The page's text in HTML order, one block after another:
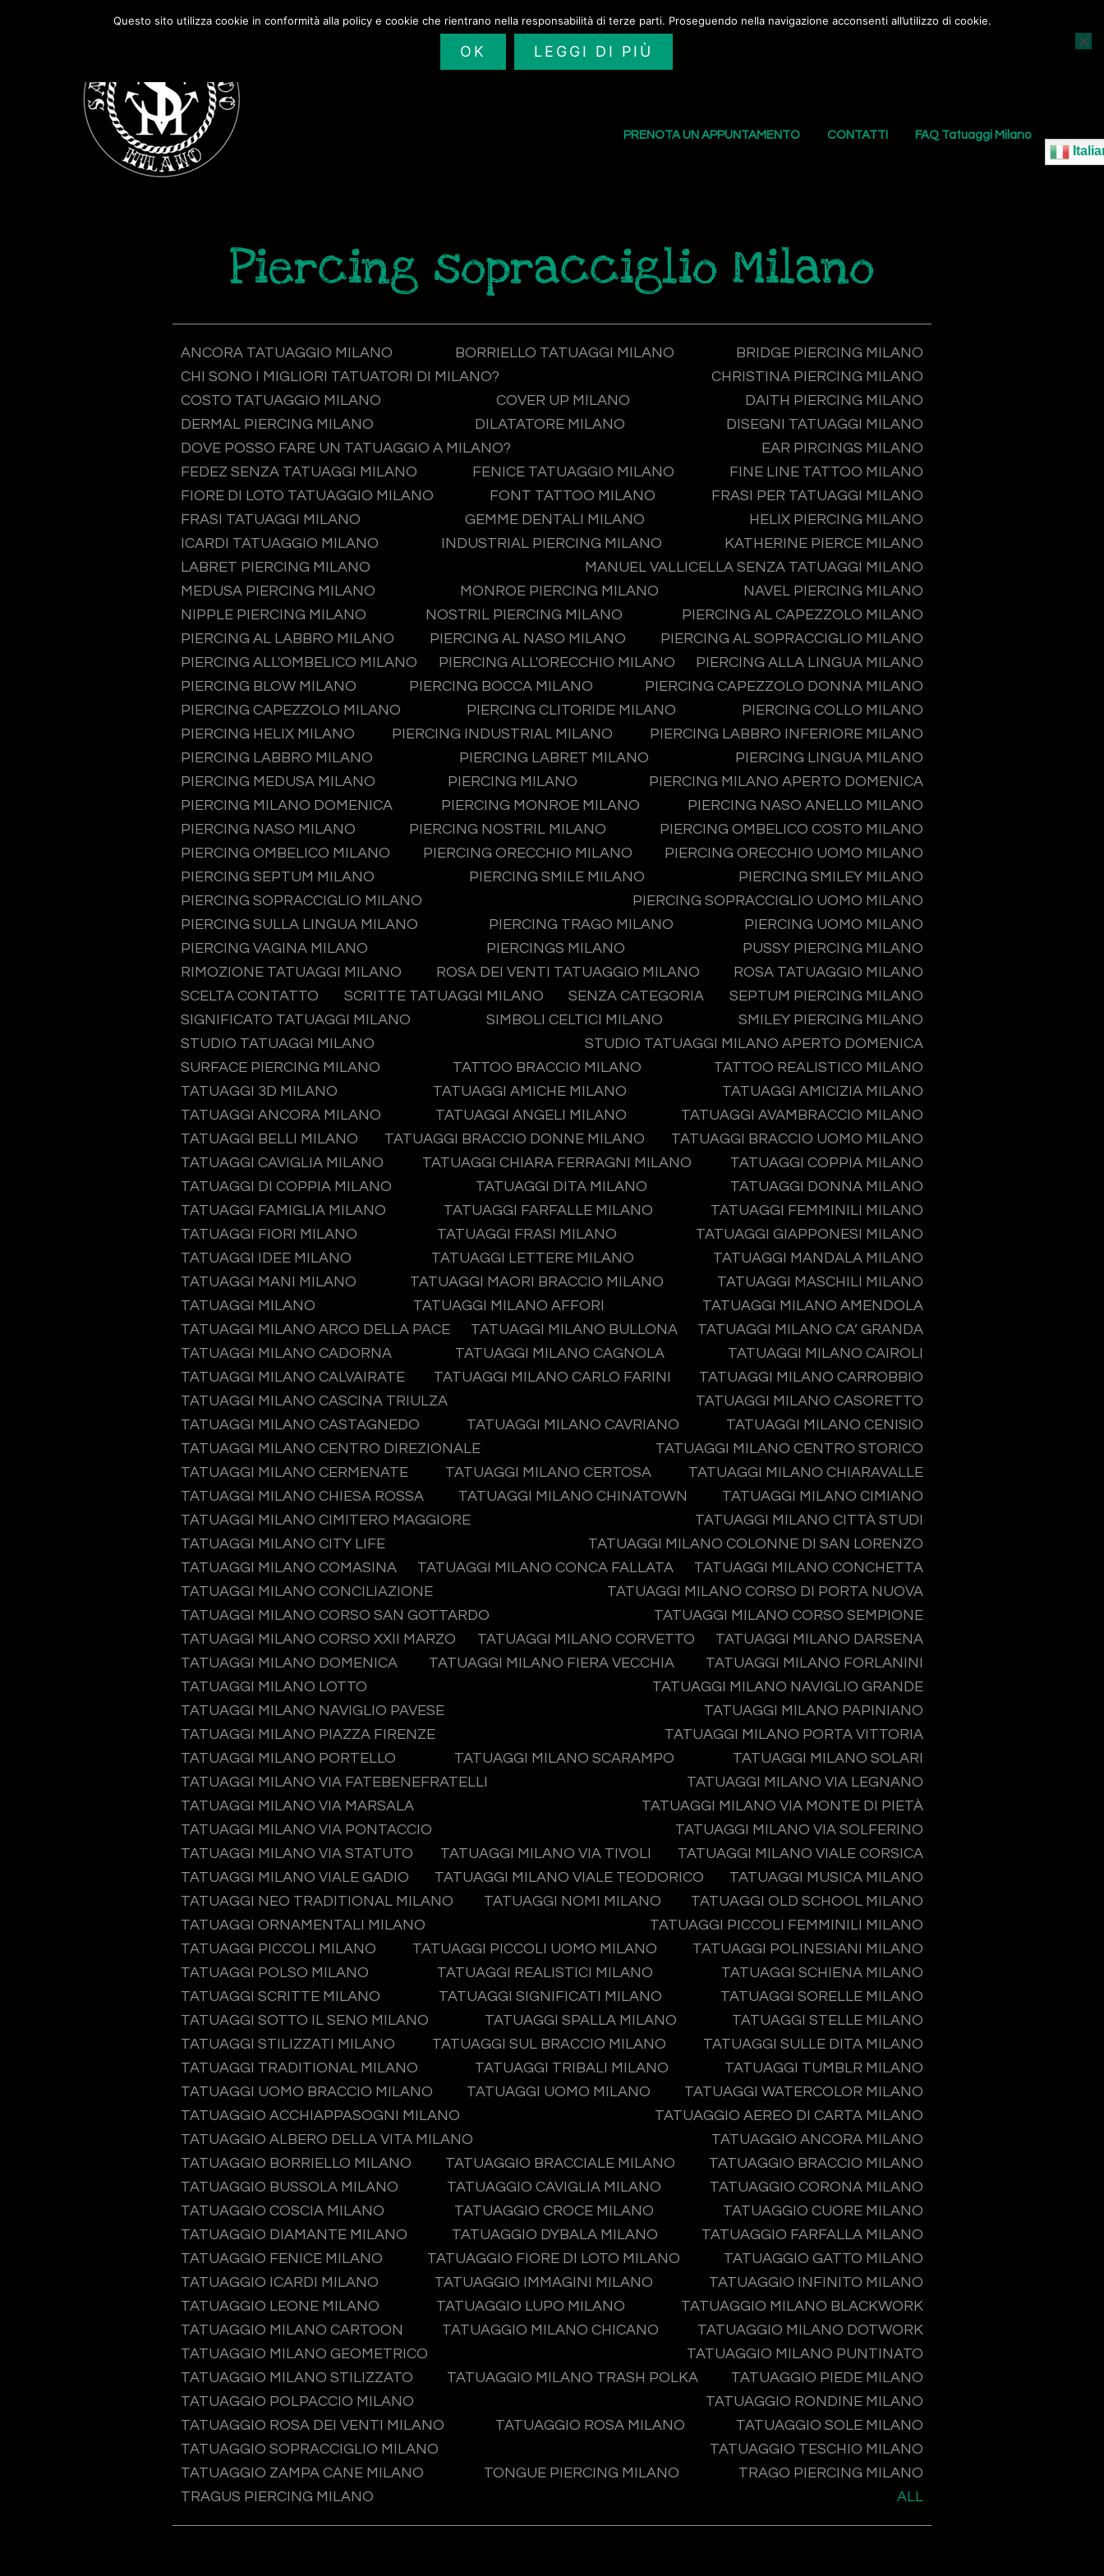
SAILORS TATTOO I NOSTRI TATUAGGI
PRENOTA UN APPUNTAMENTO CONTATTI FAQ Tatuaggi Milano
Piercing sopracciglio Milano
ANCORA TATUAGGIO MILANO BORRIELLO TATUAGGI MILANO
BRIDGE PIERCING MILANO
CHI SONO I MIGLIORI TATUATORI DI MILANO?
CHRISTINA PIERCING MILANO
COSTO TATUAGGIO MILANO
COVER UP MILANO
DAITH PIERCING MILANO
DERMAL PIERCING MILANO
DILATATORE MILANO
DISEGNI TATUAGGI MILANO
DOVE POSSO FARE UN TATUAGGIO A MILANO?
EAR PIRCINGS MILANO
FEDEZ SENZA TATUAGGI MILANO
FENICE TATUAGGIO MILANO
FINE LINE TATTOO MILANO
FIORE DI LOTO TATUAGGIO MILANO
FONT TATTOO MILANO
FRASI PER TATUAGGI MILANO
FRASI TATUAGGI MILANO
GEMME DENTALI MILANO
HELIX PIERCING MILANO
ICARDI TATUAGGIO MILANO
INDUSTRIAL PIERCING MILANO
KATHERINE PIERCE MILANO
LABRET PIERCING MILANO
MANUEL VALLICELLA SENZA TATUAGGI MILANO
MEDUSA PIERCING MILANO
MONROE PIERCING MILANO
NAVEL PIERCING MILANO
NIPPLE PIERCING MILANO
NOSTRIL PIERCING MILANO
PIERCING AL CAPEZZOLO MILANO
PIERCING AL LABBRO MILANO
PIERCING AL NASO MILANO
PIERCING AL SOPRACCIGLIO MILANO
PIERCING ALL'OMBELICO MILANO
PIERCING ALL'ORECCHIO MILANO
PIERCING ALLA LINGUA MILANO
PIERCING BLOW MILANO
PIERCING BOCCA MILANO
PIERCING CAPEZZOLO DONNA MILANO
PIERCING CAPEZZOLO MILANO
PIERCING CLITORIDE MILANO
PIERCING COLLO MILANO
PIERCING HELIX MILANO
PIERCING INDUSTRIAL MILANO
PIERCING LABBRO INFERIORE MILANO
PIERCING LABBRO MILANO
PIERCING LABRET MILANO
PIERCING LINGUA MILANO
PIERCING MEDUSA MILANO
PIERCING MILANO
PIERCING MILANO APERTO DOMENICA
PIERCING MILANO DOMENICA
PIERCING MONROE MILANO
PIERCING NASO ANELLO MILANO
PIERCING NASO MILANO
PIERCING NOSTRIL MILANO
PIERCING OMBELICO COSTO MILANO
PIERCING OMBELICO MILANO
PIERCING ORECCHIO MILANO
PIERCING ORECCHIO UOMO MILANO
PIERCING SEPTUM MILANO
PIERCING SMILE MILANO
PIERCING SMILEY MILANO
PIERCING SOPRACCIGLIO MILANO
PIERCING SOPRACCIGLIO UOMO MILANO
PIERCING SULLA LINGUA MILANO
PIERCING TRAGO MILANO
PIERCING UOMO MILANO
PIERCING VAGINA MILANO
PIERCINGS MILANO
PUSSY PIERCING MILANO
RIMOZIONE TATUAGGI MILANO
ROSA DEI VENTI TATUAGGIO MILANO
ROSA TATUAGGIO MILANO
SCELTA CONTATTO
SCRITTE TATUAGGI MILANO SENZA CATEGORIA
SEPTUM PIERCING MILANO
SIGNIFICATO TATUAGGI MILANO
SIMBOLI CELTICI MILANO
SMILEY PIERCING MILANO
STUDIO TATUAGGI MILANO
STUDIO TATUAGGI MILANO APERTO DOMENICA
SURFACE PIERCING MILANO
TATTOO BRACCIO MILANO
TATTOO REALISTICO MILANO
TATUAGGI 3D MILANO
TATUAGGI AMICHE MILANO
TATUAGGI AMICIZIA MILANO
TATUAGGI ANCORA MILANO
TATUAGGI ANGELI MILANO
TATUAGGI AVAMBRACCIO MILANO
TATUAGGI BELLI MILANO
TATUAGGI BRACCIO DONNE MILANO
TATUAGGI BRACCIO UOMO MILANO
TATUAGGI CAVIGLIA MILANO
TATUAGGI CHIARA FERRAGNI MILANO
TATUAGGI COPPIA MILANO
TATUAGGI DI COPPIA MILANO
TATUAGGI DITA MILANO
TATUAGGI DONNA MILANO
TATUAGGI FAMIGLIA MILANO
TATUAGGI FARFALLE MILANO
TATUAGGI FEMMINILI MILANO
TATUAGGI FIORI MILANO
TATUAGGI FRASI MILANO
TATUAGGI GIAPPONESI MILANO
TATUAGGI IDEE MILANO
TATUAGGI LETTERE MILANO
TATUAGGI MANDALA MILANO
TATUAGGI MANI MILANO
TATUAGGI MAORI BRACCIO MILANO
TATUAGGI MASCHILI MILANO
TATUAGGI MILANO
TATUAGGI MILANO AFFORI
TATUAGGI MILANO AMENDOLA
TATUAGGI MILANO ARCO DELLA PACE
TATUAGGI MILANO BULLONA
TATUAGGI MILANO CA’ GRANDA
TATUAGGI MILANO CADORNA
TATUAGGI MILANO CAGNOLA
TATUAGGI MILANO CAIROLI
TATUAGGI MILANO CALVAIRATE
TATUAGGI MILANO CARLO FARINI
TATUAGGI MILANO CARROBBIO
TATUAGGI MILANO CASCINA TRIULZA
TATUAGGI MILANO CASORETTO
TATUAGGI MILANO CASTAGNEDO
TATUAGGI MILANO CAVRIANO
TATUAGGI MILANO CENISIO
TATUAGGI MILANO CENTRO DIREZIONALE
TATUAGGI MILANO CENTRO STORICO
TATUAGGI MILANO CERMENATE
TATUAGGI MILANO CERTOSA
TATUAGGI MILANO CHIARAVALLE
TATUAGGI MILANO CHIESA ROSSA
TATUAGGI MILANO CHINATOWN
TATUAGGI MILANO CIMIANO
TATUAGGI MILANO CIMITERO MAGGIORE
TATUAGGI MILANO CITTÀ STUDI
TATUAGGI MILANO CITY LIFE
TATUAGGI MILANO COLONNE DI SAN LORENZO
TATUAGGI MILANO COMASINA
TATUAGGI MILANO CONCA FALLATA
TATUAGGI MILANO CONCHETTA
TATUAGGI MILANO CONCILIAZIONE
TATUAGGI MILANO CORSO DI PORTA NUOVA
TATUAGGI MILANO CORSO SAN GOTTARDO
TATUAGGI MILANO CORSO SEMPIONE
TATUAGGI MILANO CORSO XXII MARZO
TATUAGGI MILANO CORVETTO
TATUAGGI MILANO DARSENA
TATUAGGI MILANO DOMENICA
TATUAGGI MILANO FIERA VECCHIA
TATUAGGI MILANO FORLANINI
TATUAGGI MILANO LOTTO
TATUAGGI MILANO NAVIGLIO GRANDE
TATUAGGI MILANO NAVIGLIO PAVESE
TATUAGGI MILANO PAPINIANO
TATUAGGI MILANO PIAZZA FIRENZE
TATUAGGI MILANO PORTA VITTORIA
TATUAGGI MILANO PORTELLO
TATUAGGI MILANO SCARAMPO
TATUAGGI MILANO SOLARI
TATUAGGI MILANO VIA FATEBENEFRATELLI
TATUAGGI MILANO VIA LEGNANO
TATUAGGI MILANO VIA MARSALA
TATUAGGI MILANO VIA MONTE DI PIETÀ
TATUAGGI MILANO VIA PONTACCIO
TATUAGGI MILANO VIA SOLFERINO
TATUAGGI MILANO VIA STATUTO
TATUAGGI MILANO VIA TIVOLI
TATUAGGI MILANO VIALE CORSICA
TATUAGGI MILANO VIALE GADIO
TATUAGGI MILANO VIALE TEODORICO
TATUAGGI MUSICA MILANO
TATUAGGI NEO TRADITIONAL MILANO
TATUAGGI NOMI MILANO
TATUAGGI OLD SCHOOL MILANO
TATUAGGI ORNAMENTALI MILANO
TATUAGGI PICCOLI FEMMINILI MILANO
TATUAGGI PICCOLI MILANO
TATUAGGI PICCOLI UOMO MILANO
TATUAGGI POLINESIANI MILANO
TATUAGGI POLSO MILANO
TATUAGGI REALISTICI MILANO
TATUAGGI SCHIENA MILANO
TATUAGGI SCRITTE MILANO
TATUAGGI SIGNIFICATI MILANO
TATUAGGI SORELLE MILANO
TATUAGGI SOTTO IL SENO MILANO
TATUAGGI SPALLA MILANO
TATUAGGI STELLE MILANO
TATUAGGI STILIZZATI MILANO
TATUAGGI SUL BRACCIO MILANO
TATUAGGI SULLE DITA MILANO
TATUAGGI TRADITIONAL MILANO
TATUAGGI TRIBALI MILANO
TATUAGGI TUMBLR MILANO
TATUAGGI UOMO BRACCIO MILANO
TATUAGGI UOMO MILANO
TATUAGGI WATERCOLOR MILANO
TATUAGGIO ACCHIAPPASOGNI MILANO
TATUAGGIO AEREO DI CARTA MILANO
TATUAGGIO ALBERO DELLA VITA MILANO
TATUAGGIO ANCORA MILANO
TATUAGGIO BORRIELLO MILANO
TATUAGGIO BRACCIALE MILANO
TATUAGGIO BRACCIO MILANO
TATUAGGIO BUSSOLA MILANO
TATUAGGIO CAVIGLIA MILANO
TATUAGGIO CORONA MILANO
TATUAGGIO COSCIA MILANO
TATUAGGIO CROCE MILANO
TATUAGGIO CUORE MILANO
TATUAGGIO DIAMANTE MILANO
TATUAGGIO DYBALA MILANO
TATUAGGIO FARFALLA MILANO
TATUAGGIO FENICE MILANO
TATUAGGIO FIORE DI LOTO MILANO
TATUAGGIO GATTO MILANO
TATUAGGIO ICARDI MILANO
TATUAGGIO IMMAGINI MILANO
TATUAGGIO INFINITO MILANO
TATUAGGIO LEONE MILANO
TATUAGGIO LUPO MILANO
TATUAGGIO MILANO BLACKWORK
TATUAGGIO MILANO CARTOON
TATUAGGIO MILANO CHICANO
TATUAGGIO MILANO DOTWORK
TATUAGGIO MILANO GEOMETRICO
TATUAGGIO MILANO PUNTINATO
TATUAGGIO MILANO STILIZZATO
TATUAGGIO MILANO TRASH POLKA
TATUAGGIO PIEDE MILANO
TATUAGGIO POLPACCIO MILANO
TATUAGGIO RONDINE MILANO
TATUAGGIO ROSA DEI VENTI MILANO
TATUAGGIO ROSA MILANO
TATUAGGIO SOLE MILANO
TATUAGGIO SOPRACCIGLIO MILANO
TATUAGGIO TESCHIO MILANO
TATUAGGIO ZAMPA CANE MILANO
TONGUE PIERCING MILANO
TRAGO PIERCING MILANO
TRAGUS PIERCING MILANO
ALL
Questo sito utilizza cookie in conformità alla policy e cookie che rientrano nella responsabilità di terze parti. Proseguendo nella navigazione acconsenti all’utilizzo di cookie.
OK LEGGI DI PIÙ